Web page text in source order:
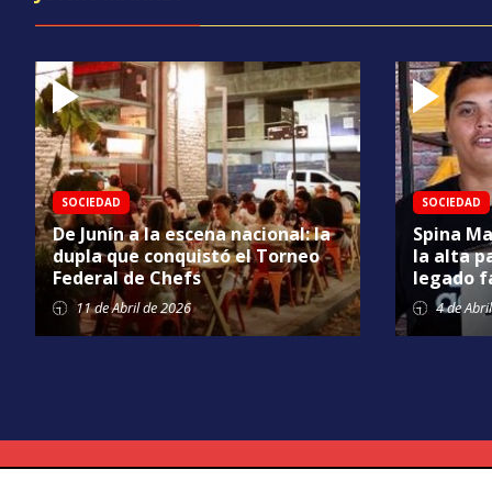
SOCIEDAD
De Junín a la escena nacional: la
dupla que conquistó el Torneo
Federal de Chefs
11 deAbrilde 2026
SOCIEDAD
Spina
la alta
legado
4 deAbril